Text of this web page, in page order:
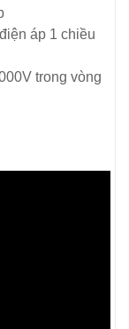
áp 1 chiều
trong vòng